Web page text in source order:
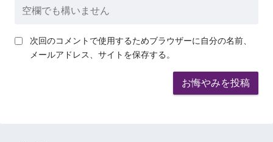
次回のコメントで使用するためブラウザーに自分の名前、
メールアドレス、サイトを保存する。